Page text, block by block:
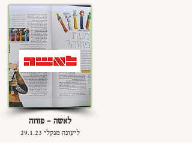
לאשה - פזוזה
ליעונה מנקלי 29.1.23